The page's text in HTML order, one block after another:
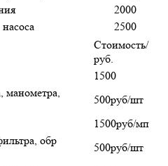
2000
2500
Стоимость/
руб.
1500
манометра,
500руб/шт
1500руб/мп
обр
500руб/шт